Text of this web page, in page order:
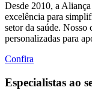
Desde 2010, a
excelência para
setor da saúde. Nosso
personalizadas para
Confira
Especialistas ao